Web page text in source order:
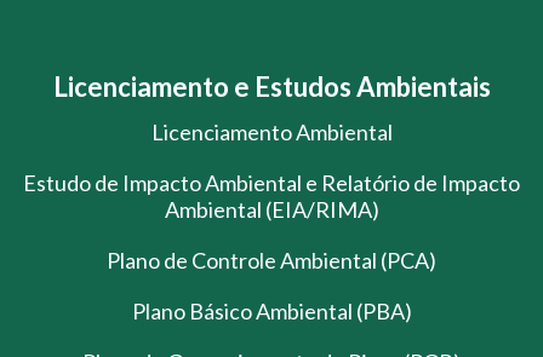
Licenciamento e Estudos Ambientais
Licenciamento Ambiental
Estudo de Impacto Ambiental e Relatório de Impacto
Ambiental (EIA/RIMA)
Plano de Controle Ambiental (PCA)
Plano Básico Ambiental (PBA)